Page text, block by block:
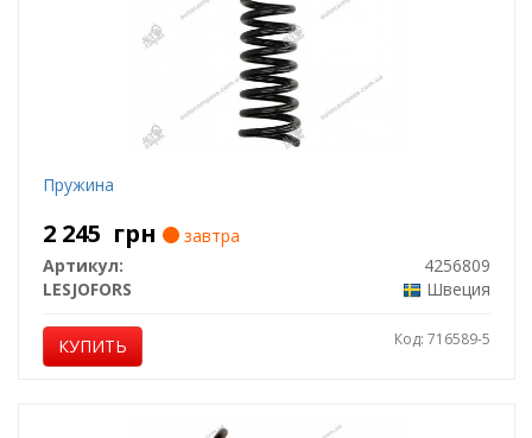
Пружина
2 245 грн
завтра
Артикул:
4256809
LESJOFORS
Швеция
КУПИТЬ Код: 716589-5